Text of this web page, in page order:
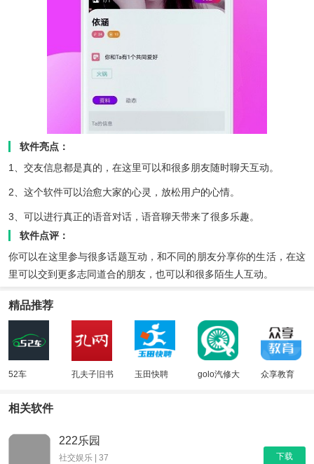
软件亮点：
1、交友信息都是真的，在这里可以和很多朋友随时聊天互动。
2、这个软件可以治愈大家的心灵，放松用户的心情。
3、可以进行真正的语音对话，语音聊天带来了很多乐趣。
软件点评：
你可以在这里参与很多话题互动，和不同的朋友分享你的生活，在这
里可以交到更多志同道合的朋友，也可以和很多陌生人互动。
精品推荐
52车
孔夫子旧书
玉田快聘
golo汽修大
众享教育
相关软件
下载
222乐园
社交娱乐 | 37